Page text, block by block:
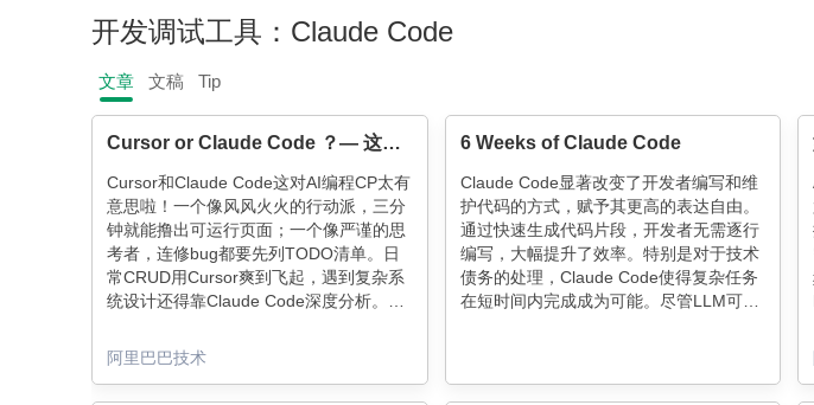
开发调试工具：Claude Code
文章 文稿 Tip
Cursor or Claude Code ？— 这道题怎么选
Cursor和Claude Code这对AI编程CP太有
意思啦！一个像风风火火的行动派，三分
钟就能撸出可运行页面；一个像严谨的思
考者，连修bug都要先列TODO清单。日
常CRUD用Cursor爽到飞起，遇到复杂系
统设计还得靠Claude Code深度分析。最
原型，Claude主攻技术难点，双剑合璧简
直代码界的黄金搭档！
阿里巴巴技术
6 Weeks of Claude Code
Claude Code显著改变了开发者编写和维
护代码的方式，赋予其更高的表达自由。
通过快速生成代码片段，开发者无需逐行
编写，大幅提升了效率。特别是对于技术
债务的处理，Claude Code使得复杂任务
在短时间内完成成为可能。尽管LLM可能